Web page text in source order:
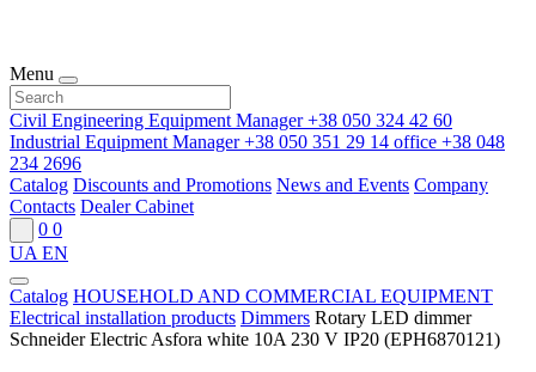
Menu
Civil Engineering Equipment Manager+38 050 324 42 60
Industrial Equipment Manager+38 050 351 29 14 office +38 048
234 2696
Catalog Discounts and Promotions News and Events Company
Contacts Dealer Cabinet
0 0
UA EN
Catalog HOUSEHOLD AND COMMERCIAL EQUIPMENT
Electrical installation products Dimmers Rotary LED dimmer
Schneider Electric Asfora white 10A 230 V IP20 (EPH6870121)